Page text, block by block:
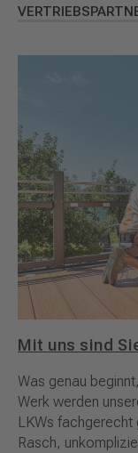
Mit uns sind
Was genau
Werk werden
LKWs
Rasch,